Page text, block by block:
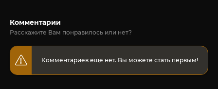
Комментарии
Расскажите Вам понравилось или нет?
Комментариев еще нет. Вы можете стать первым!